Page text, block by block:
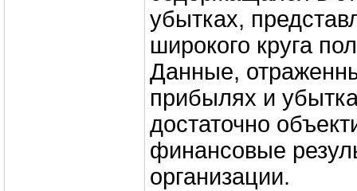
убытках,
широкого круга
Данные,
прибылях и
достаточно
финансовые
организации.